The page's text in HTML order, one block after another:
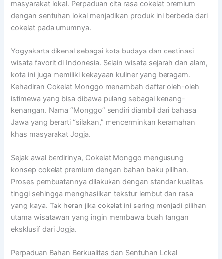
masyarakat lokal. Perpaduan cita rasa cokelat premium
dengan sentuhan lokal menjadikan produk ini berbeda dari
cokelat pada umumnya.
Yogyakarta dikenal sebagai kota budaya dan destinasi
wisata favorit di Indonesia. Selain wisata sejarah dan alam,
kota ini juga memiliki kekayaan kuliner yang beragam.
Kehadiran Cokelat Monggo menambah daftar oleh-oleh
istimewa yang bisa dibawa pulang sebagai kenang-
kenangan. Nama “Monggo” sendiri diambil dari bahasa
Jawa yang berarti “silakan,” mencerminkan keramahan
khas masyarakat Jogja.
Sejak awal berdirinya, Cokelat Monggo mengusung
konsep cokelat premium dengan bahan baku pilihan.
Proses pembuatannya dilakukan dengan standar kualitas
tinggi sehingga menghasilkan tekstur lembut dan rasa
yang kaya. Tak heran jika cokelat ini sering menjadi pilihan
utama wisatawan yang ingin membawa buah tangan
eksklusif dari Jogja.
Perpaduan Bahan Berkualitas dan Sentuhan Lokal